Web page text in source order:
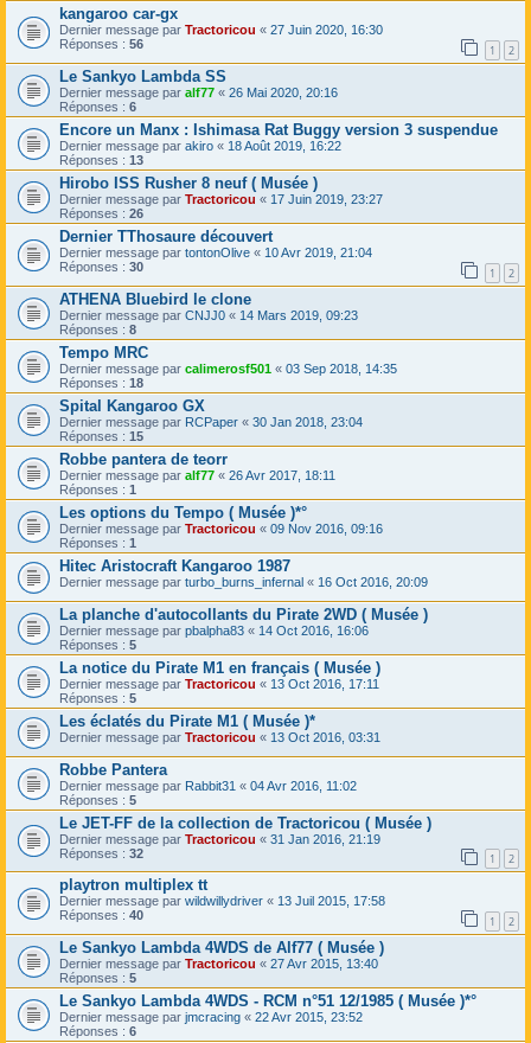
kangaroo car-gx
Dernier message par Tractoricou « 27 Juin 2020, 16:30
Réponses : 56 1 2
Le Sankyo Lambda SS
Dernier message par alf77 « 26 Mai 2020, 20:16
Réponses : 6
Encore un Manx : Ishimasa Rat Buggy version 3 suspendue
Dernier message par akiro « 18 Août 2019, 16:22
Réponses : 13
Hirobo ISS Rusher 8 neuf ( Musée )
Dernier message par Tractoricou « 17 Juin 2019, 23:27
Réponses : 26
Dernier TThosaure découvert
Dernier message par tontonOlive « 10 Avr 2019, 21:04
Réponses : 30 1 2
ATHENA Bluebird le clone
Dernier message par CNJJ0 « 14 Mars 2019, 09:23
Réponses : 8
Tempo MRC
Dernier message par calimerosf501 « 03 Sep 2018, 14:35
Réponses : 18
Spital Kangaroo GX
Dernier message par RCPaper « 30 Jan 2018, 23:04
Réponses : 15
Robbe pantera de teorr
Dernier message par alf77 « 26 Avr 2017, 18:11
Réponses : 1
Les options du Tempo ( Musée )*°
Dernier message par Tractoricou « 09 Nov 2016, 09:16
Réponses : 1
Hitec Aristocraft Kangaroo 1987
Dernier message par turbo_burns_infernal « 16 Oct 2016, 20:09
La planche d'autocollants du Pirate 2WD ( Musée )
Dernier message par pbalpha83 « 14 Oct 2016, 16:06
Réponses : 5
La notice du Pirate M1 en français ( Musée )
Dernier message par Tractoricou « 13 Oct 2016, 17:11
Réponses : 5
Les éclatés du Pirate M1 ( Musée )*
Dernier message par Tractoricou « 13 Oct 2016, 03:31
Robbe Pantera
Dernier message par Rabbit31 « 04 Avr 2016, 11:02
Réponses : 5
Le JET-FF de la collection de Tractoricou ( Musée )
Dernier message par Tractoricou « 31 Jan 2016, 21:19
Réponses : 32 1 2
playtron multiplex tt
Dernier message par wildwillydriver « 13 Juil 2015, 17:58
Réponses : 40 1 2
Le Sankyo Lambda 4WDS de Alf77 ( Musée )
Dernier message par Tractoricou « 27 Avr 2015, 13:40
Réponses : 5
Le Sankyo Lambda 4WDS - RCM n°51 12/1985 ( Musée )*°
Dernier message par jmcracing « 22 Avr 2015, 23:52
Réponses : 6